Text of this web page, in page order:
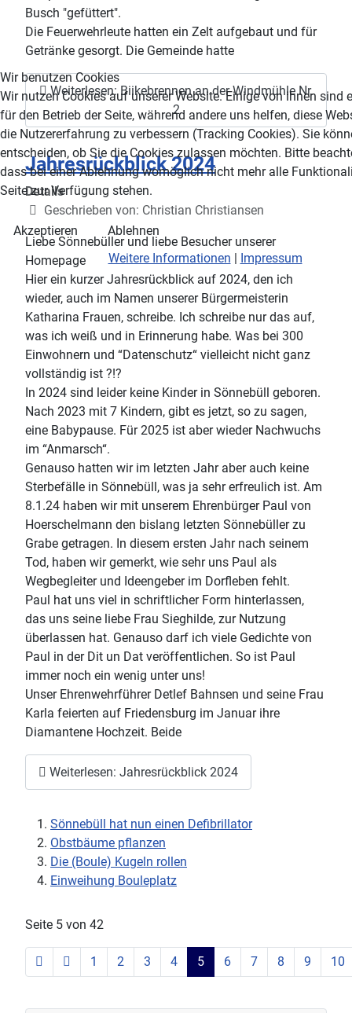
Busch "gefüttert".
Die Feuerwehrleute hatten ein Zelt aufgebaut und für
Getränke gesorgt. Die Gemeinde hatte
Weiterlesen: Biikebrennen an der Windmühle Nr.
2
Jahresrückblick 2024
Details
Geschrieben von: Christian Christiansen
Liebe Sönnebüller und liebe Besucher unserer
Homepage
Hier ein kurzer Jahresrückblick auf 2024, den ich
wieder, auch im Namen unserer Bürgermeisterin
Katharina Frauen, schreibe. Ich schreibe nur das auf,
was ich weiß und in Erinnerung habe. Was bei 300
Einwohnern und “Datenschutz“ vielleicht nicht ganz
vollständig ist ?!?
In 2024 sind leider keine Kinder in Sönnebüll geboren.
Nach 2023 mit 7 Kindern, gibt es jetzt, so zu sagen,
eine Babypause. Für 2025 ist aber wieder Nachwuchs
im “Anmarsch“.
Genauso hatten wir im letzten Jahr aber auch keine
Sterbefälle in Sönnebüll, was ja sehr erfreulich ist. Am
8.1.24 haben wir mit unserem Ehrenbürger Paul von
Hoerschelmann den bislang letzten Sönnebüller zu
Grabe getragen. In diesem ersten Jahr nach seinem
Tod, haben wir gemerkt, wie sehr uns Paul als
Wegbegleiter und Ideengeber im Dorfleben fehlt.
Paul hat uns viel in schriftlicher Form hinterlassen,
das uns seine liebe Frau Sieghilde, zur Nutzung
überlassen hat. Genauso darf ich viele Gedichte von
Paul in der Dit un Dat veröffentlichen. So ist Paul
immer noch ein wenig unter uns!
Unser Ehrenwehrführer Detlef Bahnsen und seine Frau
Karla feierten auf Friedensburg im Januar ihre
Diamantene Hochzeit. Beide
Weiterlesen: Jahresrückblick 2024
Sönnebüll hat nun einen Defibrillator
Obstbäume pflanzen
Die (Boule) Kugeln rollen
Einweihung Bouleplatz
Seite 5 von 42
1 2 3 4 5 6 7 8 9 10
Wir benutzen Cookies
Wir nutzen Cookies auf unserer Website. Einige von ihnen sind
für den Betrieb der Seite, während andere uns helfen, diese
die Nutzererfahrung zu verbessern (Tracking Cookies). Sie
entscheiden, ob Sie die Cookies zulassen möchten. Bitte
dass bei einer Ablehnung womöglich nicht mehr alle
Seite zur Verfügung stehen.
Akzeptieren
Ablehnen
Weitere Informationen | Impressum